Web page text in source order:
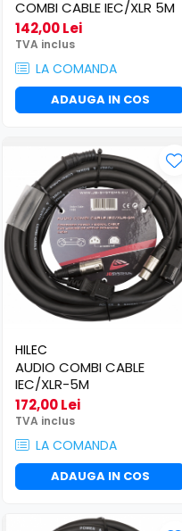
Sisteme asistență auditivă
Procesoare & Convertoare
​​Descărcare
​​Lumină UV și neagră
Alimentare & Distribuție
Dimmer & Switch Packs
COMBI CABLE IEC/XLR 5M
142,00 Lei
TVA inclus
LA COMANDA
ADAUGA IN COS
HILEC
AUDIO COMBI CABLE
IEC/XLR-5M
172,00 Lei
TVA inclus
LA COMANDA
ADAUGA IN COS